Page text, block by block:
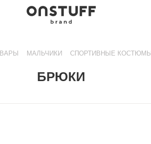
МАЛЬЧИКИ СПОРТИВНЫЕ КОСТЮМЫ
БРЮКИ